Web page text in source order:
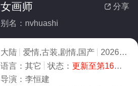
 分享
女画师
别名：nvhuashi
大陆 爱情,古装,剧情,国产 2026
语言： 其它 状态： 更新至第16集
导演： 李恒建